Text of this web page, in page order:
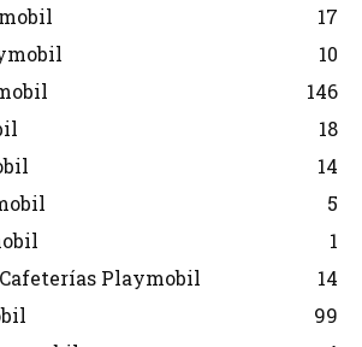
17
10
146
18
14
5
1
Playmobil
14
99